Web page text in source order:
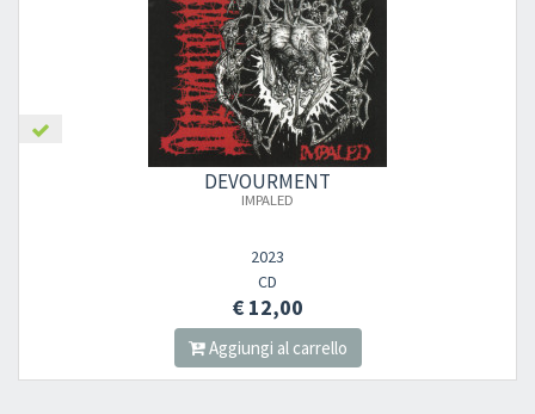
DEVOURMENT
IMPALED
2023
CD
€ 12,00
Aggiungi al carrello